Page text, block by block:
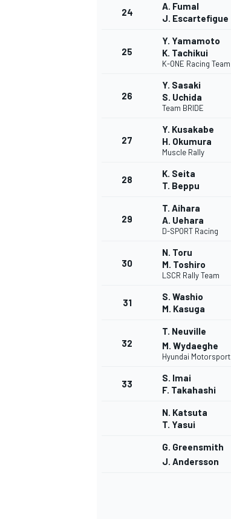
AUTRES CHAMPIONNATS
24
A. Fumal
J. Escartefigue
25
Y. Yamamoto
K. Tachikui
K-ONE Racing Team
26
Y. Sasaki
S. Uchida
Team BRIDE
27
Y. Kusakabe
H. Okumura
Muscle Rally
28
K. Seita
T. Beppu
29
T. Aihara
A. Uehara
D-SPORT Racing
30
N. Toru
M. Toshiro
LSCR Rally Team
31
S. Washio
M. Kasuga
32
T. Neuville
M. Wydaeghe
Hyundai Motorsport
33
S. Imai
F. Takahashi
N. Katsuta
T. Yasui
G. Greensmith
J. Andersson